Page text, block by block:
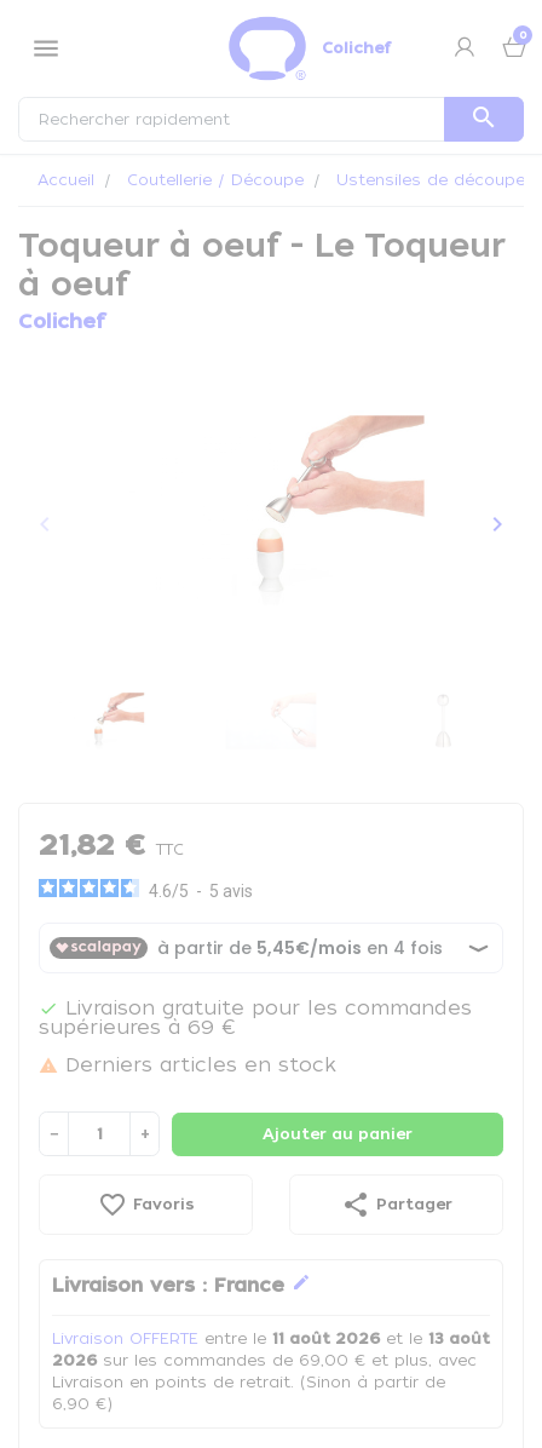
menu Colichef
0
search
Accueil Coutellerie / Découpe Ustensiles de découpe
Toqueur à oeuf - Le Toqueur
à oeuf
Colichef
Précédent
keyboard_arrow_left keyboard_arrow_right
21,82 € TTC
4.6/5 - 5 avis

Livraison gratuite pour les commandes
supérieures à 69 €
 Derniers articles en stock
− + Ajouter au panier
favorite_border Favoris share Partager
Livraison vers : France edit
Livraison OFFERTE entre le 11 août 2026 et le 13 août
2026 sur les commandes de 69,00 € et plus, avec
Livraison en points de retrait. (Sinon à partir de
6,90 €)